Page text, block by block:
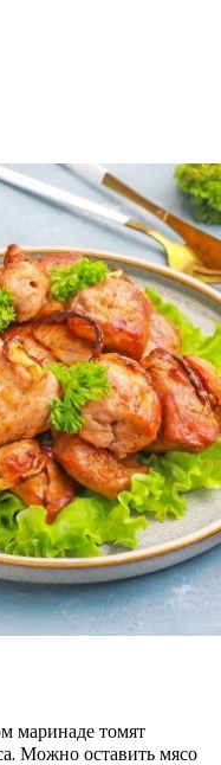
маринаде томят
Можно оставить мясо